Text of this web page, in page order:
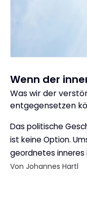
Wenn der
:
Was wir der
entgegensetzen
Das politische
ist keine Option.
geordnetes inneres
Von Johannes Hartl